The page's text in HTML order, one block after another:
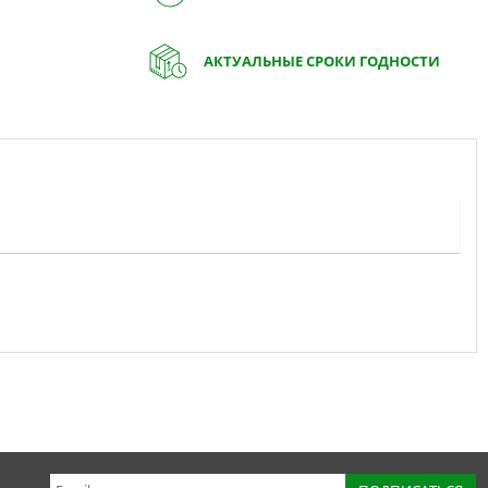
АКТУАЛЬНЫЕ СРОКИ ГОДНОСТИ